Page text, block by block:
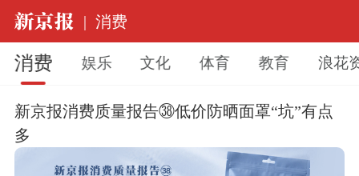
| 消费
消费 娱乐 文化 体育 教育 浪花
新京报消费质量报告㊳低价防晒面罩“坑”有点
多